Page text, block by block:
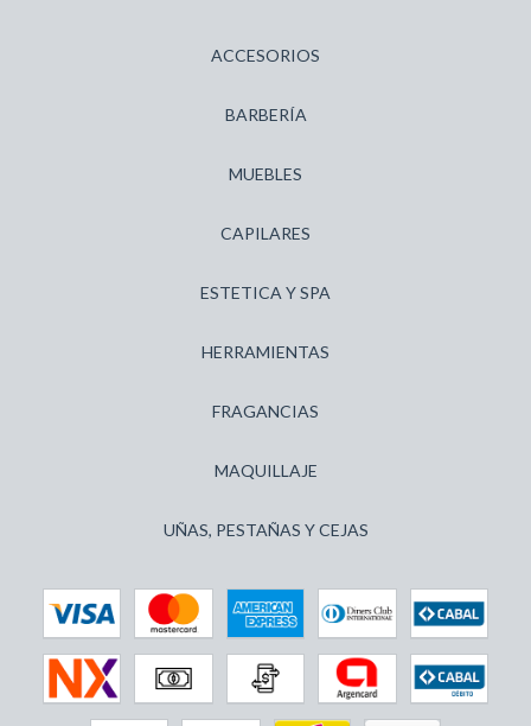
ACCESORIOS
BARBERÍA
MUEBLES
CAPILARES
ESTETICA Y SPA
HERRAMIENTAS
FRAGANCIAS
MAQUILLAJE
UÑAS, PESTAÑAS Y CEJAS